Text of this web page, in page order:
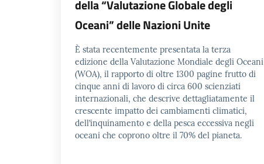
della “Valutazione Globale degli
Oceani” delle Nazioni Unite
È stata recentemente presentata la terza
edizione della Valutazione Mondiale degli Oceani
(WOA), il rapporto di oltre 1300 pagine frutto di
cinque anni di lavoro di circa 600 scienziati
internazionali, che descrive dettagliatamente il
crescente impatto dei cambiamenti climatici,
dell’inquinamento e della pesca eccessiva negli
oceani che coprono oltre il 70% del pianeta.